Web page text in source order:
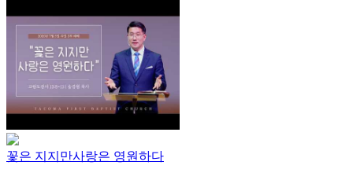
꽃은 지지만사랑은 영원하다